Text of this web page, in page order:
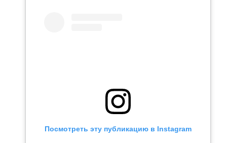
Посмотреть эту публикацию в Instagram